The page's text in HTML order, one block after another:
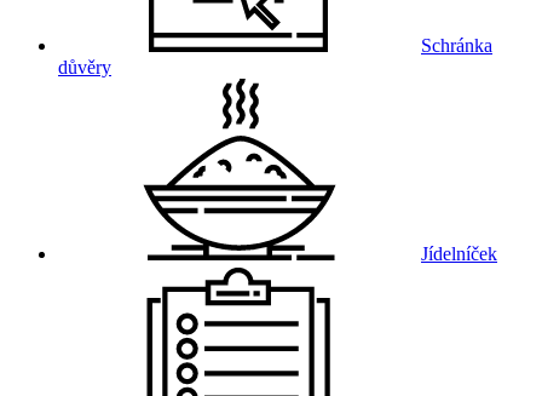
Schránka
důvěry
Jídelníček